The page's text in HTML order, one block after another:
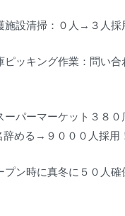
設清掃：０人→３人採
ッキング作業：問い
パーマーケット３８０
める→９０００人採用
プン時に真冬に５０人